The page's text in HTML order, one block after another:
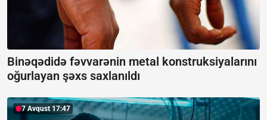
Binəqədidə fəvvarənin metal konstruksiyalarını
oğurlayan şəxs saxlanıldı
7 Avqust 17:47